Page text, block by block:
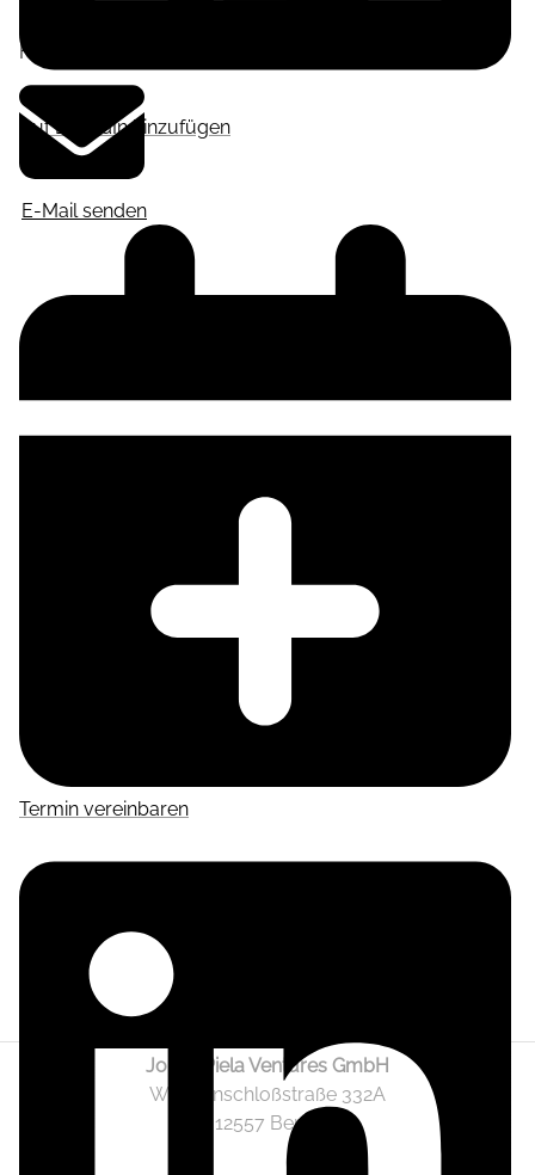
Auf LinkedIn hinzufügen
Frankfurt am Main
E-Mail senden
Termin vereinbaren
Jonas Piela Ventures GmbH
Wendenschloßstraße 332A
12557 Berlin